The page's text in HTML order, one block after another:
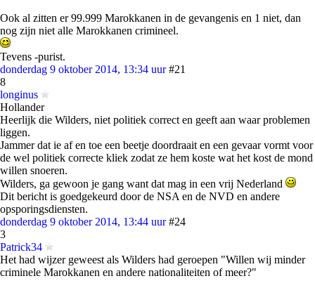
Ook al zitten er 99.999 Marokkanen in de gevangenis en 1 niet, dan
nog zijn niet alle Marokkanen crimineel.
Tevens -purist.
donderdag 9 oktober 2014, 13:34 uur #21
8
longinus
Hollander
Heerlijk die Wilders, niet politiek correct en geeft aan waar problemen
liggen.
Jammer dat ie af en toe een beetje doordraait en een gevaar vormt voor
de wel politiek correcte kliek zodat ze hem koste wat het kost de mond
willen snoeren.
Wilders, ga gewoon je gang want dat mag in een vrij Nederland
Dit bericht is goedgekeurd door de NSA en de NVD en andere
opsporingsdiensten.
donderdag 9 oktober 2014, 13:44 uur #24
3
Patrick34
Het had wijzer geweest als Wilders had geroepen "Willen wij minder
criminele Marokkanen en andere nationaliteiten of meer?"